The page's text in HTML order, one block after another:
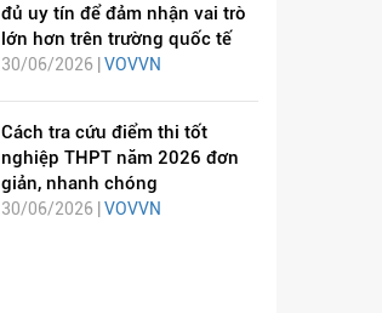
đủ uy tín để đảm nhận vai trò
lớn hơn trên trường quốc tế
30/06/2026 | VOVVN
Cách tra cứu điểm thi tốt
nghiệp THPT năm 2026 đơn
giản, nhanh chóng
30/06/2026 | VOVVN